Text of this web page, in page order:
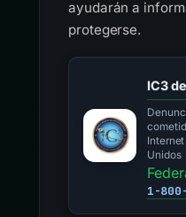
ayudarán a
protegerse.
IC3
Unidos
1-